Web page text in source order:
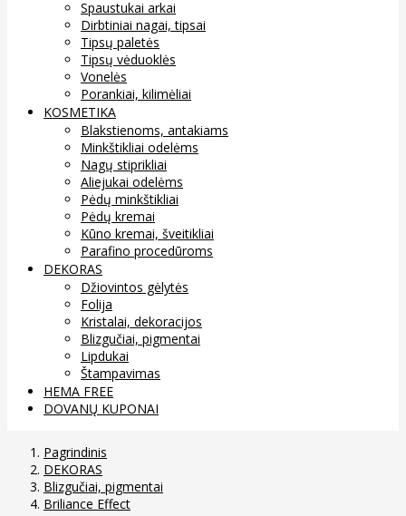
Spaustukai arkai
Dirbtiniai nagai, tipsai
Tipsų paletės
Tipsų vėduoklės
Vonelės
Porankiai, kilimėliai
KOSMETIKA
Blakstienoms, antakiams
Minkštikliai odelėms
Nagų stiprikliai
Aliejukai odelėms
Pėdų minkštikliai
Pėdų kremai
Kūno kremai, šveitikliai
Parafino procedūroms
DEKORAS
Džiovintos gėlytės
Folija
Kristalai, dekoracijos
Blizgučiai, pigmentai
Lipdukai
Štampavimas
HEMA FREE
DOVANŲ KUPONAI
Pagrindinis
DEKORAS
Blizgučiai, pigmentai
Briliance Effect